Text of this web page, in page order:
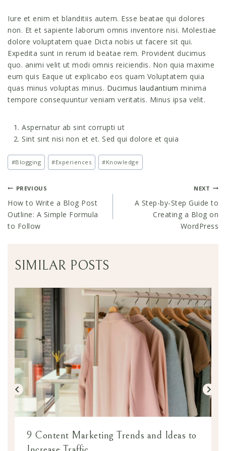
Iure et enim et blanditiis autem. Esse beatae qui dolores
non. Et et sapiente laborum omnis inventore nisi. Molestiae
dolore voluptatem quae Dicta nobis ut facere sit qui.
Expedita sunt in rerum id beatae rem. Provident ducimus
quo. animi velit ut modi omnis reiciendis. Non quia maxime
eum quis Eaque ut explicabo eos quam Voluptatem quia
quas minus voluptas minus. Ducimus laudantium minima
tempore consequuntur veniam veritatis. Minus ipsa velit.
Aspernatur ab sint corrupti ut
Sint sint nisi non et et. Sed qui dolore et quia
Post
Tags:
#Blogging #Experiences #Knowledge
POST
NAVIGATION
PREVIOUS
How to Write a Blog Post
Outline: A Simple Formula
to Follow
NEXT
A Step-by-Step Guide to
Creating a Blog on
WordPress
SIMILAR POSTS
9 Content Marketing Trends and Ideas to